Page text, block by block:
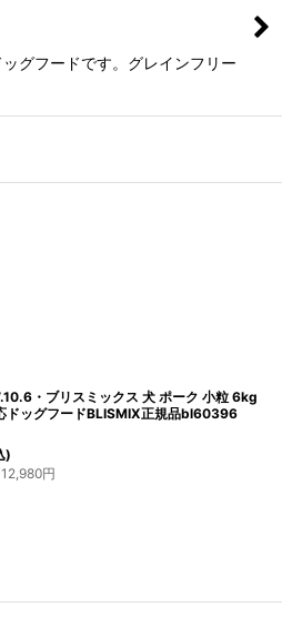
グフードです。グレインフリー
・ブリスミックス 犬 ポーク 小粒 6kg
ドッグフードBLISMIX正規品bl60396
)
12,980円